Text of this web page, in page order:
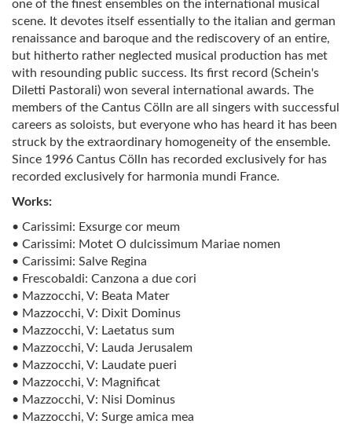
one of the finest ensembles on the international musical
scene. It devotes itself essentially to the italian and german
renaissance and baroque and the rediscovery of an entire,
but hitherto rather neglected musical production has met
with resounding public success. Its first record (Schein's
Diletti Pastorali) won several international awards. The
members of the Cantus Cölln are all singers with successful
careers as soloists, but everyone who has heard it has been
struck by the extraordinary homogeneity of the ensemble.
Since 1996 Cantus Cölln has recorded exclusively for has
recorded exclusively for harmonia mundi France.
Works:
• Carissimi: Exsurge cor meum
• Carissimi: Motet O dulcissimum Mariae nomen
• Carissimi: Salve Regina
• Frescobaldi: Canzona a due cori
• Mazzocchi, V: Beata Mater
• Mazzocchi, V: Dixit Dominus
• Mazzocchi, V: Laetatus sum
• Mazzocchi, V: Lauda Jerusalem
• Mazzocchi, V: Laudate pueri
• Mazzocchi, V: Magnificat
• Mazzocchi, V: Nisi Dominus
• Mazzocchi, V: Surge amica mea